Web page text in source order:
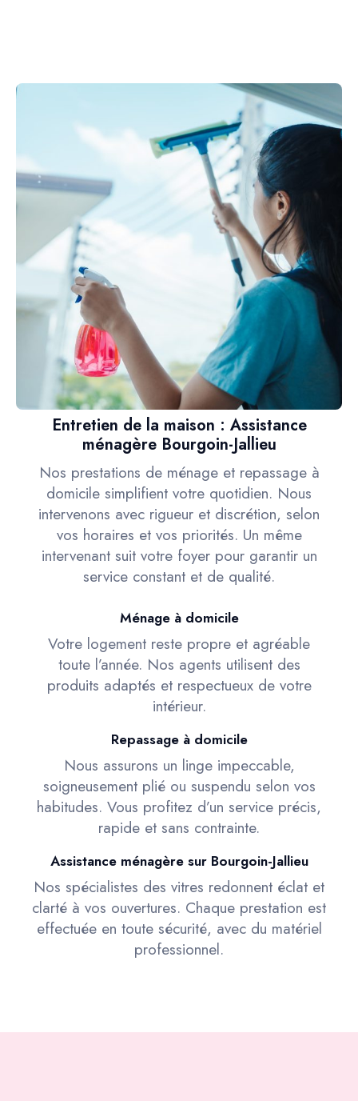
Entretien de la maison : Assistance
ménagère Bourgoin-Jallieu
Nos prestations de ménage et repassage à
domicile simplifient votre quotidien. Nous
intervenons avec rigueur et discrétion, selon
vos horaires et vos priorités. Un même
intervenant suit votre foyer pour garantir un
service constant et de qualité.
Ménage à domicile
Votre logement reste propre et agréable
toute l’année. Nos agents utilisent des
produits adaptés et respectueux de votre
intérieur.
Repassage à domicile
Nous assurons un linge impeccable,
soigneusement plié ou suspendu selon vos
habitudes. Vous profitez d’un service précis,
rapide et sans contrainte.
Assistance ménagère sur Bourgoin-Jallieu
Nos spécialistes des vitres redonnent éclat et
clarté à vos ouvertures. Chaque prestation est
effectuée en toute sécurité, avec du matériel
professionnel.